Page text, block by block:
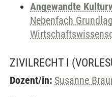
Angewandte
Nebenfach
ZIVILRECHT I
Dozent/in: Susanne